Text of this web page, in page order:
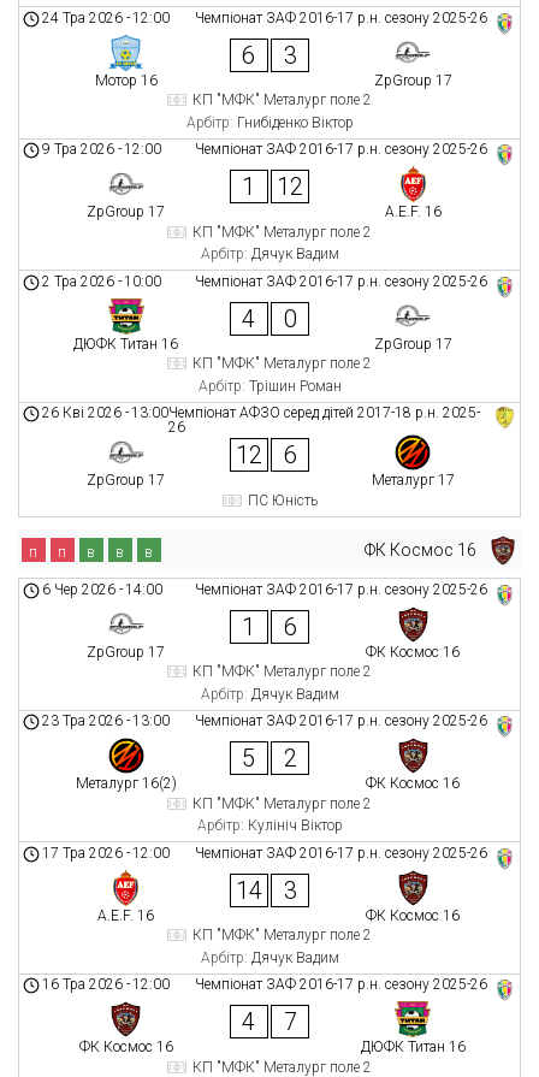
Чемпіонат ЗАФ 2016-17 р.н. сезону 2025-26
24 Тра 2026 -12:00
Мотор 16
6 3
ZpGroup 17
КП "МФК" Металург поле 2
Арбітр: Гнибіденко Віктор
Чемпіонат ЗАФ 2016-17 р.н. сезону 2025-26
9 Тра 2026 -12:00
ZpGroup 17
1 12
A.E.F. 16
КП "МФК" Металург поле 2
Арбітр: Дячук Вадим
Чемпіонат ЗАФ 2016-17 р.н. сезону 2025-26
2 Тра 2026 -10:00
ДЮФК Титан 16
4 0
ZpGroup 17
КП "МФК" Металург поле 2
Арбітр: Трішин Роман
Чемпіонат АФЗО серед дітей 2017-18 р.н. 2025-
26
26 Кві 2026 -13:00
ZpGroup 17
12 6
Металург 17
ПС Юність
ФК Космос 16
п п в в в
Чемпіонат ЗАФ 2016-17 р.н. сезону 2025-26
6 Чер 2026 -14:00
ZpGroup 17
1 6
ФК Космос 16
КП "МФК" Металург поле 2
Арбітр: Дячук Вадим
Чемпіонат ЗАФ 2016-17 р.н. сезону 2025-26
23 Тра 2026 -13:00
Металург 16(2)
5 2
ФК Космос 16
КП "МФК" Металург поле 2
Арбітр: Кулініч Віктор
Чемпіонат ЗАФ 2016-17 р.н. сезону 2025-26
17 Тра 2026 -12:00
A.E.F. 16
14 3
ФК Космос 16
КП "МФК" Металург поле 2
Арбітр: Дячук Вадим
Чемпіонат ЗАФ 2016-17 р.н. сезону 2025-26
16 Тра 2026 -12:00
ФК Космос 16
4 7
ДЮФК Титан 16
КП "МФК" Металург поле 2